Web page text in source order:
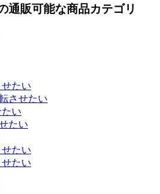
通販可能な商品カテゴリ
たい
させたい
い
たい
たい
たい